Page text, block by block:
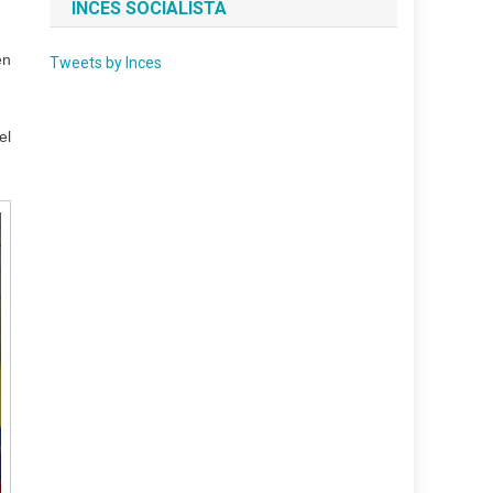
INCES SOCIALISTA
Tweets by Inces